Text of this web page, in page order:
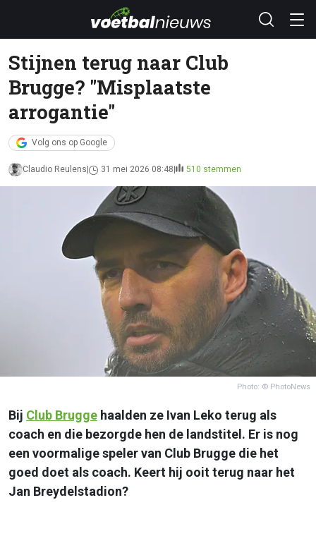
Stijnen terug naar Club
Brugge? "Misplaatste
arrogantie"
Volg ons op Google
Claudio Reulens 31 mei 2026 08:48 510 stemmen
Photo: © PhotoNews
Bij Club Brugge haalden ze Ivan Leko terug als
coach en die bezorgde hen de landstitel. Er is nog
een voormalige speler van Club Brugge die het
goed doet als coach. Keert hij ooit terug naar het
Jan Breydelstadion?